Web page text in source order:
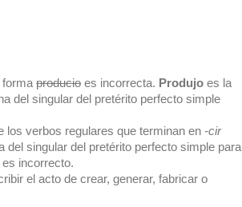
forma producio es incorrecta. Produjo es la
del singular del pretérito perfecto simple
los verbos regulares que terminan en -cir
del singular del pretérito perfecto simple para
es incorrecto.
el acto de crear, generar, fabricar o